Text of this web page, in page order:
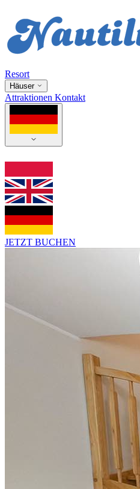
Resort
Häuser
Attraktionen Kontakt
JETZT BUCHEN